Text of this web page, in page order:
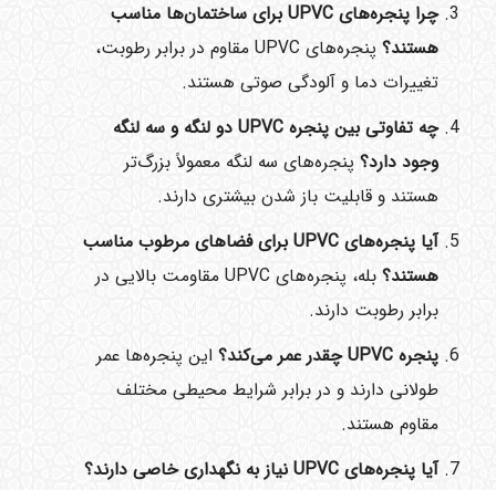
چرا پنجره‌هایUPVC
برای ساختمان‌ها مناسب
هستند؟
پنجره‌های UPVC مقاوم در برابر رطوبت،
تغییرات دما و آلودگی صوتی هستند.
چه تفاوتی بین پنجرهUPVC
دو لنگه و سه لنگه
وجود دارد؟پنجره‌های سه لنگه معمولاً بزرگ‌تر
هستند و قابلیت باز شدن بیشتری دارند.
آیا پنجره‌هایUPVC
برای فضاهای مرطوب مناسب
هستند؟
بله، پنجره‌های UPVC مقاومت بالایی در
برابر رطوبت دارند.
پنجرهUPVC چقدر عمر می‌کند؟این پنجره‌ها عمر
طولانی دارند و در برابر شرایط محیطی مختلف
مقاوم هستند.
آیا پنجره‌هایUPVC
نیاز به نگهداری خاصی دارند؟